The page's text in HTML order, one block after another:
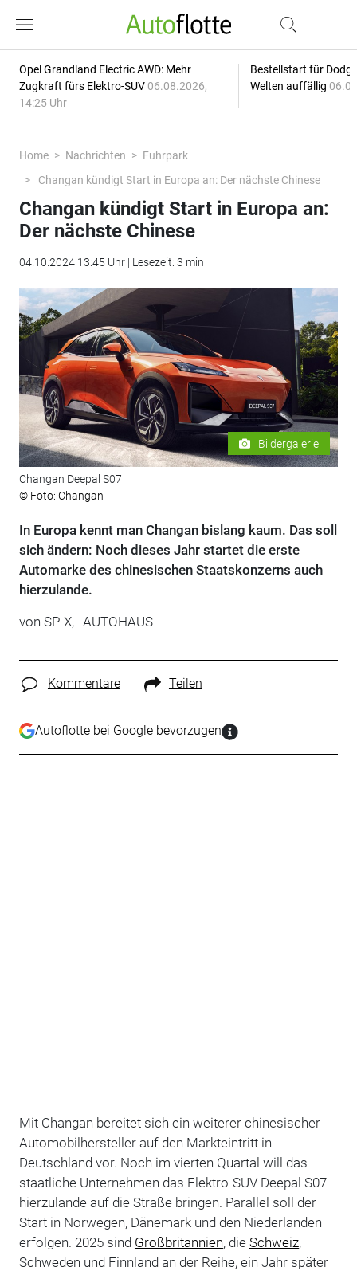
Opel Grandland Electric AWD: Mehr
Zugkraft fürs Elektro-SUV 06.08.2026,
14:25 Uhr
Bestellstart für
Welten auffällig
Home Nachrichten
Fuhrpark
Changan kündigt Start in Europa an: Der nächste Chinese
Changan kündigt Start in Europa an:
Der nächste Chinese
04.10.2024 13:45 Uhr | Lesezeit: 3 min
Bildergalerie
Changan Deepal S07
© Foto: Changan
In Europa kennt man Changan bislang kaum. Das soll
sich ändern: Noch dieses Jahr startet die erste
Automarke des chinesischen Staatskonzerns auch
hierzulande.
von SP-X, AUTOHAUS
Kommentare Teilen
Autoflotte bei Google bevorzugen
Mit Changan bereitet sich ein weiterer chinesischer
Automobilhersteller auf den Markteintritt in
Deutschland vor. Noch im vierten Quartal will das
staatliche Unternehmen das Elektro-SUV Deepal S07
hierzulande auf die Straße bringen. Parallel soll der
Start in Norwegen, Dänemark und den Niederlanden
erfolgen. 2025 sind Großbritannien, die Schweiz,
Schweden und Finnland an der Reihe, ein Jahr später